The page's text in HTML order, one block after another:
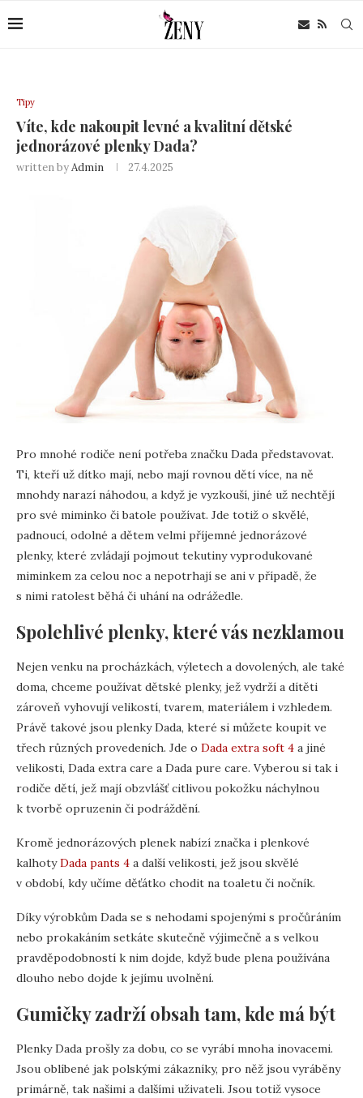
Tipy
Víte, kde nakoupit levné a kvalitní dětské
jednorázové plenky Dada?
written byAdmin 27.4.2025
Pro mnohé rodiče není potřeba značku Dada představovat.
Ti, kteří už dítko mají, nebo mají rovnou dětí více, na ně
mnohdy narazí náhodou, a když je vyzkouší, jiné už nechtějí
pro své miminko či batole používat. Jde totiž o skvělé,
padnoucí, odolné a dětem velmi příjemné jednorázové
plenky, které zvládají pojmout tekutiny vyprodukované
miminkem za celou noc a nepotrhají se ani v případě, že
s nimi ratolest běhá či uhání na odrážedle.
Spolehlivé plenky, které vás nezklamou
Nejen venku na procházkách, výletech a dovolených, ale také
doma, chceme používat dětské plenky, jež vydrží a dítěti
zároveň vyhovují velikostí, tvarem, materiálem i vzhledem.
Právě takové jsou plenky Dada, které si můžete koupit ve
třech různých provedeních. Jde o Dada extra soft 4 a jiné
velikosti, Dada extra care a Dada pure care. Vyberou si tak i
rodiče dětí, jež mají obzvlášť citlivou pokožku náchylnou
k tvorbě opruzenin či podráždění.
Kromě jednorázových plenek nabízí značka i plenkové
kalhotyDada pants 4 a další velikosti, jež jsou skvělé
v období, kdy učíme děťátko chodit na toaletu či nočník.
Díky výrobkům Dada se s nehodami spojenými s pročůráním
nebo prokakáním setkáte skutečně výjimečně a s velkou
pravděpodobností k nim dojde, když bude plena používána
dlouho nebo dojde k jejímu uvolnění.
Gumičky zadrží obsah tam, kde má být
Plenky Dada prošly za dobu, co se vyrábí mnoha inovacemi.
Jsou oblíbené jak polskými zákazníky, pro něž jsou vyráběny
primárně, tak našimi a dalšími uživateli. Jsou totiž vysoce